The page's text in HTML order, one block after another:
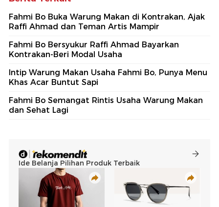
Fahmi Bo Buka Warung Makan di Kontrakan, Ajak
Raffi Ahmad dan Teman Artis Mampir
Fahmi Bo Bersyukur Raffi Ahmad Bayarkan
Kontrakan-Beri Modal Usaha
Intip Warung Makan Usaha Fahmi Bo, Punya Menu
Khas Acar Buntut Sapi
Fahmi Bo Semangat Rintis Usaha Warung Makan
dan Sehat Lagi